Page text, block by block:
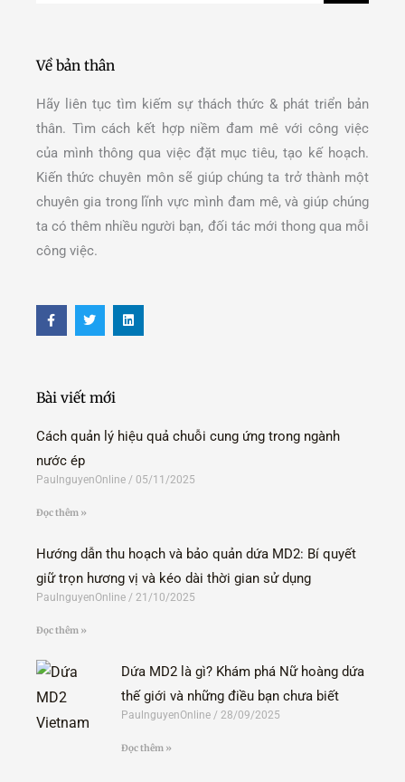
Về bản thân
Hãy liên tục tìm kiếm sự thách thức & phát triển bản
thân. Tìm cách kết hợp niềm đam mê với công việc
của mình thông qua việc đặt mục tiêu, tạo kế hoạch.
Kiến thức chuyên môn sẽ giúp chúng ta trở thành một
chuyên gia trong lĩnh vực mình đam mê, và giúp chúng
ta có thêm nhiều người bạn, đối tác mới thong qua mỗi
công việc.
F
a
c
k
T
w
i
L
i
n
Bài viết mới
Cách quản lý hiệu quả chuỗi cung ứng trong ngành
nước ép
PaulnguyenOnline 05/11/2025
Đọc thêm »
Hướng dẫn thu hoạch và bảo quản dứa MD2: Bí quyết
giữ trọn hương vị và kéo dài thời gian sử dụng
PaulnguyenOnline 21/10/2025
Đọc thêm »
Dứa MD2 là gì? Khám phá Nữ hoàng dứa
thế giới và những điều bạn chưa biết
PaulnguyenOnline 28/09/2025
Đọc thêm »